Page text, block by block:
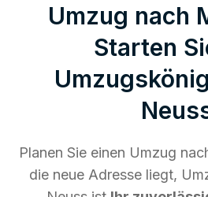
Umzug nach
Starten
Planen Sie einen Umzug
die neue Adresse liegt,